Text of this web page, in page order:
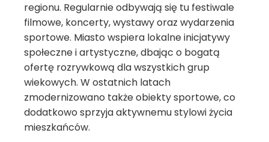
regionu. Regularnie odbywają się tu festiwale
filmowe, koncerty, wystawy oraz wydarzenia
sportowe. Miasto wspiera lokalne inicjatywy
społeczne i artystyczne, dbając o bogatą
ofertę rozrywkową dla wszystkich grup
wiekowych. W ostatnich latach
zmodernizowano także obiekty sportowe, co
dodatkowo sprzyja aktywnemu stylowi życia
mieszkańców.